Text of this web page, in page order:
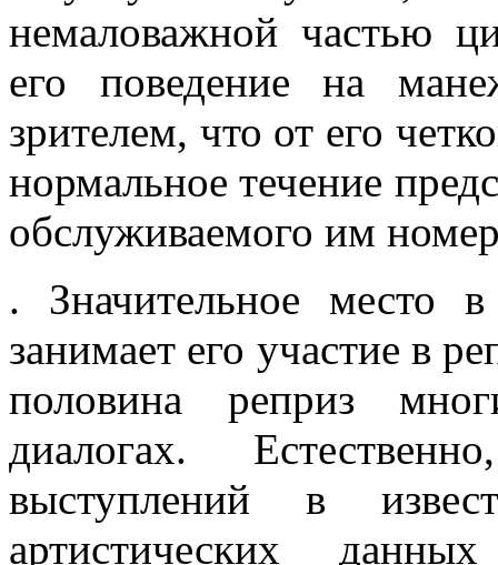
немаловаж­ной частью
его поведение на
зрителем, что от его
нормальное течение
обслуживаемого им
. Значительное место в
занимает его участие в
половина реприз
диалогах.
выступлений в
артистических